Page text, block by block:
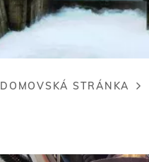
DOMOVSKÁ STRÁNKA